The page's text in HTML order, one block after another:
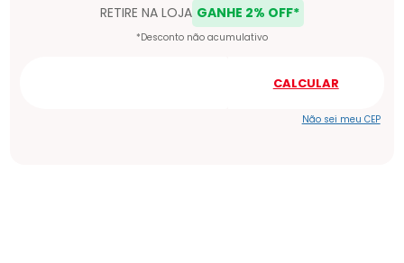
Não sei meu CEP